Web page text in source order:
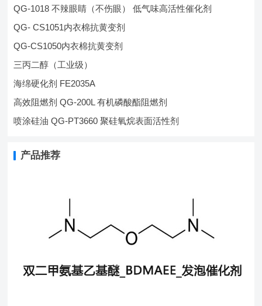
QG-1018 不辣眼睛（不伤眼） 低气味高活性催化剂
QG- CS1051内衣棉抗黄变剂
QG-CS1050内衣棉抗黄变剂
三丙二醇（工业级）
海绵硬化剂 FE2035A
高效阻燃剂 QG-200L 有机磷酸酯阻燃剂
喷涂硅油 QG-PT3660 聚硅氧烷表面活性剂
产品推荐